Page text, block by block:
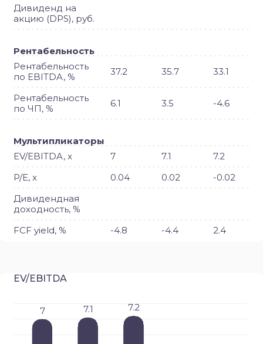
Дивиденд на
акцию (DPS), руб.
Рентабельность
Рентабельность
по EBITDA, %
37.2 35.7 33.1
Рентабельность
по ЧП, %
6.1 3.5 -4.6
Мультипликаторы
EV/EBITDA, x
7 7.1
7.2
P/E, x
0.04 0.02
-0.02
Дивидендная
доходность, %
FCF yield, %
-4.8 -4.4 2.4
EV/EBITDA